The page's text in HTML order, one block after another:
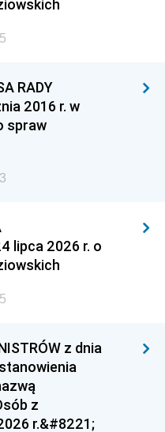
RADY
2016 r. w
spraw
lipca 2026 r. o
z dnia
z
r.&#8221;